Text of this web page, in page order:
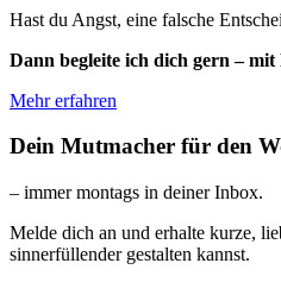
Hast du Angst, eine falsche
Dann begleite ich dich gern –
Mehr erfahren
Dein Mutmacher für den
– immer montags in deiner Inbox.
Melde dich an und erhalte kurze,
sinnerfüllender gestalten kannst.